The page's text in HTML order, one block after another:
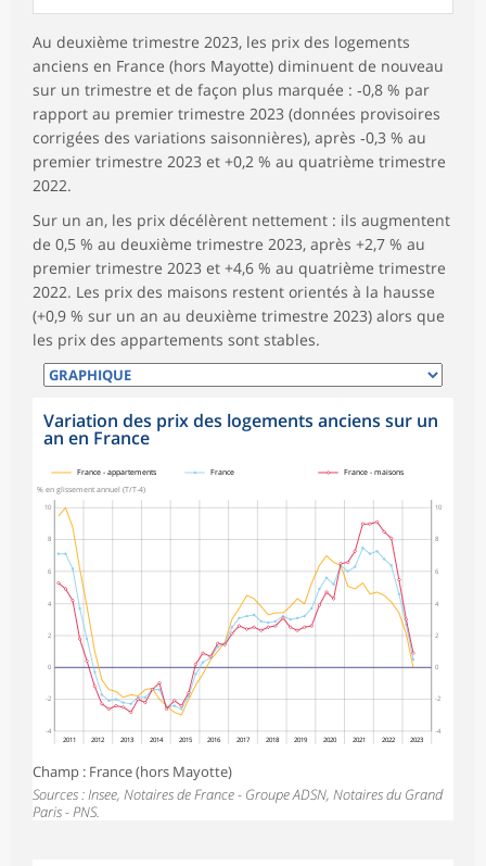
Au deuxième trimestre 2023, les prix des logements
anciens en France (hors Mayotte) diminuent de nouveau
sur un trimestre et de façon plus marquée : ‑0,8 % par
rapport au premier trimestre 2023 (données provisoires
corrigées des variations saisonnières), après ‑0,3 % au
premier trimestre 2023 et +0,2 % au quatrième trimestre
2022.
Sur un an, les prix décélèrent nettement : ils augmentent
de 0,5 % au deuxième trimestre 2023, après +2,7 % au
premier trimestre 2023 et +4,6 % au quatrième trimestre
2022. Les prix des maisons restent orientés à la hausse
(+0,9 % sur un an au deuxième trimestre 2023) alors que
les prix des appartements sont stables.
Variation des prix des logements anciens sur un
an en France
0
2
4
6
8
10
-2
-4 -4
-2
0
2
4
6
8
10
% en glissement annuel (T/T-4)
2011 2012 2013 2014 2015 2016 2017 2018 2019 2020 2021 2022 2023
France - appartements France France - maisons
Champ : France (hors Mayotte)
Sources : Insee, Notaires de France - Groupe ADSN, Notaires du Grand
Paris - PNS.